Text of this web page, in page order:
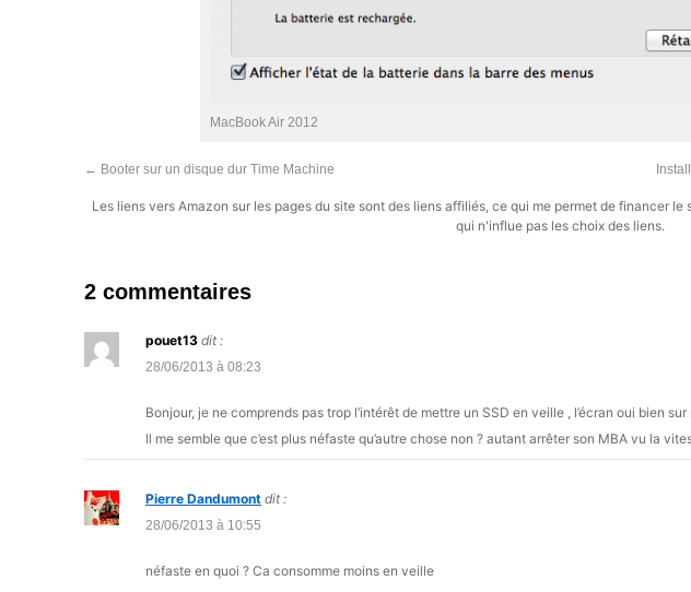
MacBook Air 2012
← Booter sur un disque dur Time Machine
Les liens vers Amazon sur les pages du site sont des liens affiliés, ce qui me permet de financer
qui n'influe pas les choix des liens.
2 commentaires
pouet13 dit :
28/06/2013 à 08:23
Bonjour, je ne comprends pas trop l’intérêt de mettre un SSD en veille , l’écran oui bien sur
Il me semble que c’est plus néfaste qu’autre chose non ? autant arrêter son MBA vu la
Pierre Dandumont dit :
28/06/2013 à 10:55
néfaste en quoi ? Ca consomme moins en veille